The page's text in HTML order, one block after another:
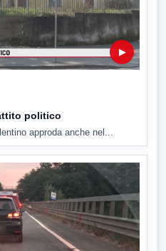
▶
politico
approda anche nel...